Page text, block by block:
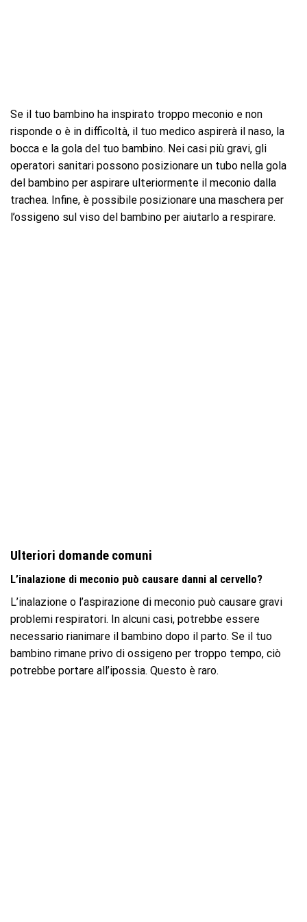
Se il tuo bambino ha inspirato troppo meconio e non
risponde o è in difficoltà, il tuo medico aspirerà il naso, la
bocca e la gola del tuo bambino. Nei casi più gravi, gli
operatori sanitari possono posizionare un tubo nella gola
del bambino per aspirare ulteriormente il meconio dalla
trachea. Infine, è possibile posizionare una maschera per
l’ossigeno sul viso del bambino per aiutarlo a respirare.
Ulteriori domande comuni
L’inalazione di meconio può causare danni al cervello?
L’inalazione o l’aspirazione di meconio può causare gravi
problemi respiratori. In alcuni casi, potrebbe essere
necessario rianimare il bambino dopo il parto. Se il tuo
bambino rimane privo di ossigeno per troppo tempo, ciò
potrebbe portare all’ipossia. Questo è raro.